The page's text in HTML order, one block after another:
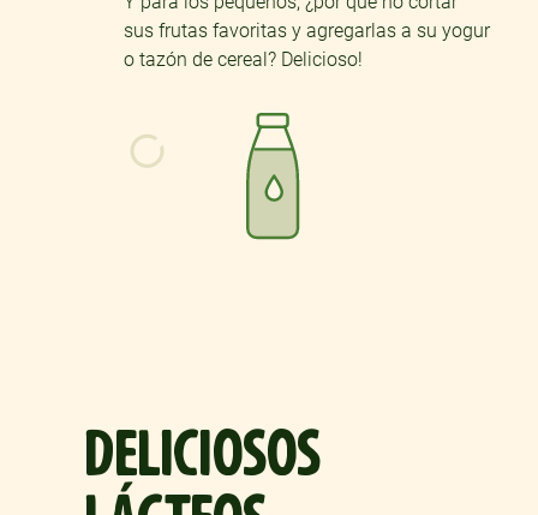
sus frutas favoritas y agregarlas a su yogur
o tazón de cereal? Delicioso!
DELICIOSOS